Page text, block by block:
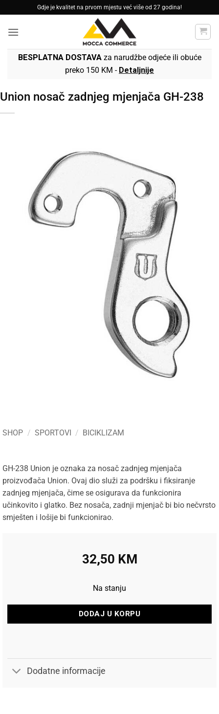
to
content
Gdje je kvalitet na prvom mjestu već više od 27 godina!
BESPLATNA DOSTAVAza narudžbe odjeće ili obuće
preko 150 KM - Detaljnije
Union nosač zadnjeg mjenjača GH-238
SHOP / SPORTOVI / BICIKLIZAM
GH-238 Union je oznaka za nosač zadnjeg mjenjača
proizvođača Union. Ovaj dio služi za podršku i fiksiranje
zadnjeg mjenjača, čime se osigurava da funkcionira
učinkovito i glatko. Bez nosača, zadnji mjenjač bi bio nečvrsto
smješten i lošije bi funkcionirao.
32,50 KM
Na stanju
DODAJ U KORPU
Dodatne informacije